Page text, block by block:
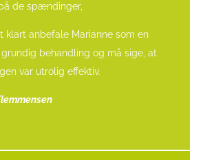
de spændinger,
klart anbefale Marianne som en
behandling og må sige, at
var utrolig effektiv.